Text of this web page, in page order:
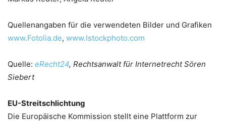
Quellenangaben für die verwendeten Bilder und Grafiken
www.Fotolia.de, www.Istockphoto.com
Quelle: eRecht24, Rechtsanwalt für Internetrecht Sören
Siebert
EU-Streitschlichtung
Die Europäische Kommission stellt eine Plattform zur